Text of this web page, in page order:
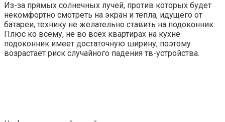
Из-за прямых солнечных лучей, против которых будет
некомфортно смотреть на экран и тепла, идущего от
батареи, технику не желательно ставить на подоконник.
Плюс ко всему, не во всех квартирах на кухне
подоконник имеет достаточную ширину, поэтому
возрастает риск случайного падения тв-устройства.